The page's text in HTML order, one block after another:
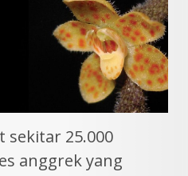
sekitar 25.000
anggrek yang